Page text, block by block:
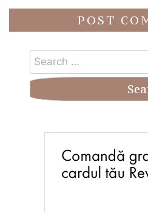
Search
for: